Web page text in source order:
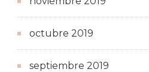
octubre 2019
septiembre 2019